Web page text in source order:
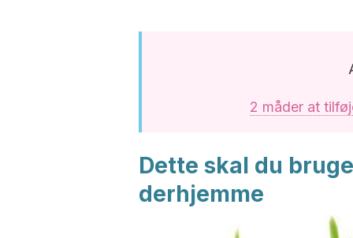
2 måder at
Dette skal du
derhjemme